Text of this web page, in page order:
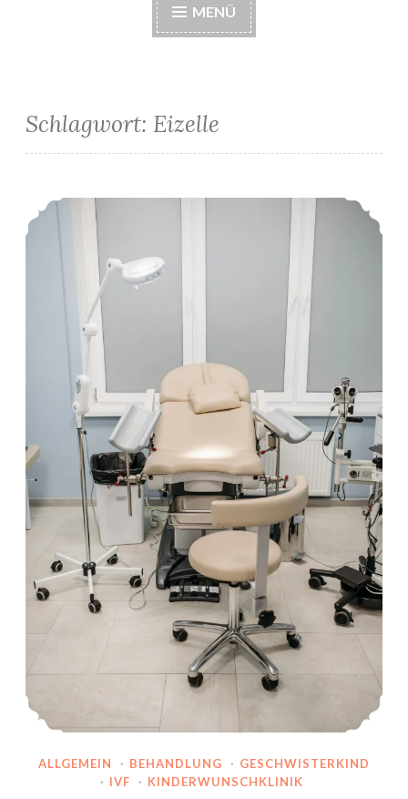
MENÜ
Schlagwort: Eizelle
1. IVF-Zyklus: Kryotransfer #1
ALLGEMEIN · BEHANDLUNG · GESCHWISTERKIND
· IVF · KINDERWUNSCHKLINIK